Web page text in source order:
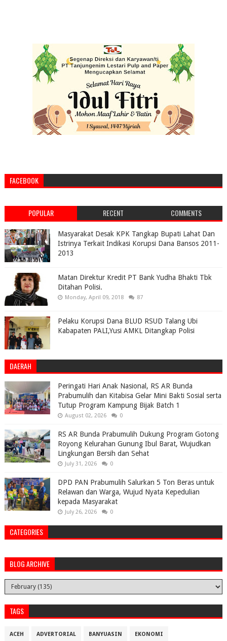
FACEBOOK
POPULAR RECENT COMMENTS
Masyarakat Desak KPK Tangkap Bupati Lahat Dan
Istrinya Terkait Indikasi Korupsi Dana Bansos 2011-
2013
Matan Direktur Kredit PT Bank Yudha Bhakti Tbk
Ditahan Polisi.
Monday, April 09, 2018 87
Pelaku Korupsi Dana BLUD RSUD Talang Ubi
Kabapaten PALI,Yusi AMKL Ditangkap Polisi
DAERAH
Peringati Hari Anak Nasional, RS AR Bunda
Prabumulih dan Kitabisa Gelar Mini Bakti Sosial serta
Tutup Program Kampung Bijak Batch 1
August 02, 2026 0
RS AR Bunda Prabumulih Dukung Program Gotong
Royong Kelurahan Gunung Ibul Barat, Wujudkan
Lingkungan Bersih dan Sehat
July 31, 2026 0
DPD PAN Prabumulih Salurkan 5 Ton Beras untuk
Relawan dan Warga, Wujud Nyata Kepedulian
kepada Masyarakat
July 26, 2026 0
CATEGORIES
BLOG ARCHIVE
TAGS
ACEH ADVERTORIAL BANYUASIN EKONOMI